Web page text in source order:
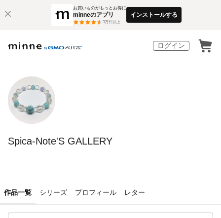
お買いものがもっとお得に
minneのアプリ
3万件以上
インストールする
ログイン
Spica-Note'S GALLERY
作品一覧 シリーズ プロフィール レター